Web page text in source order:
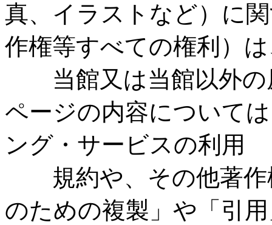
真、イラストなど）に
作権等すべての権利）
当館又は当館以外の
ページの内容について
ング・サービスの利用
規約や、その他著作
のための複製」や「引